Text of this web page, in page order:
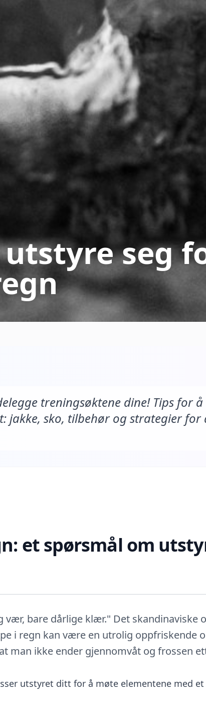
seg
treningsøktene dine! Tips for å
jakke, sko, tilbehør og strategier for
et spørsmål om
vær, bare dårlige klær." Det skandinaviske
i regn kan være en utrolig oppfriskende
man ikke ender gjennomvåt og frossen
utstyret ditt for å møte elementene med